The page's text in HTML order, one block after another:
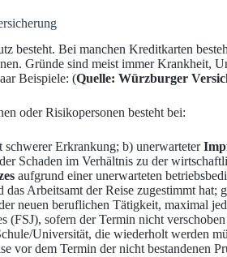
besteht. Bei manchen Kreditkarten
Gründe sind meist immer Krankheit,
Beispiele: (Quelle: Würzburger
oder Risikopersonen besteht bei:
schwerer Erkrankung; b) unerwarteter
Schaden im Verhältnis zu der
aufgrund einer unerwarteten
Arbeitsamt der Reise zugestimmt hat;
neuen beruflichen Tätigkeit, maximal
(FSJ), sofern der Termin nicht
Universität, die wiederholt werden
vor dem Termin der nicht